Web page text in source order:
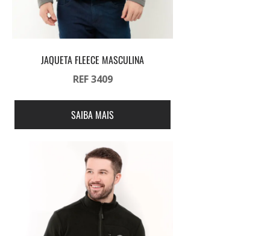
JAQUETA FLEECE MASCULINA
REF 3409
SAIBA MAIS